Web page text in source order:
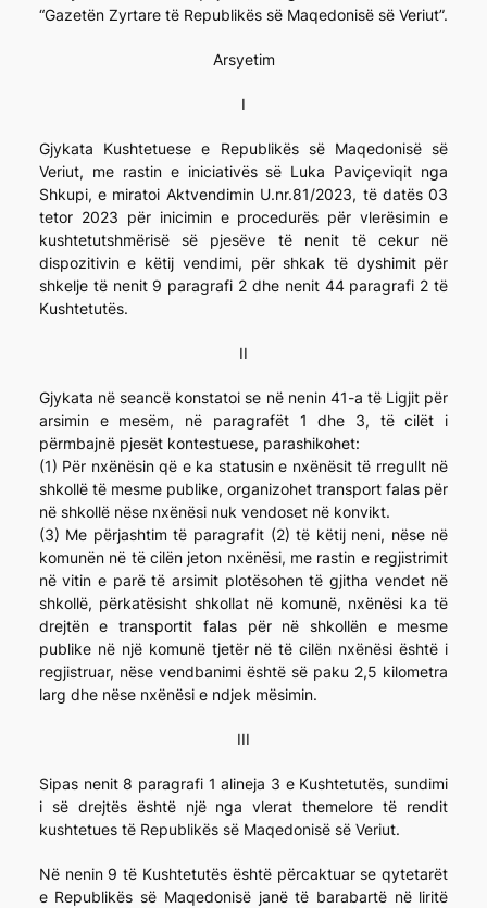
“Gazetën Zyrtare të Republikës së Maqedonisë së Veriut”.
Arsyetim
I
Gjykata Kushtetuese e Republikës së Maqedonisë së
Veriut, me rastin e iniciativës së Luka Paviçeviqit nga
Shkupi, e miratoi Aktvendimin U.nr.81/2023, të datës 03
tetor 2023 për inicimin e procedurës për vlerësimin e
kushtetutshmërisë së pjesëve të nenit të cekur në
dispozitivin e këtij vendimi, për shkak të dyshimit për
shkelje të nenit 9 paragrafi 2 dhe nenit 44 paragrafi 2 të
Kushtetutës.
II
Gjykata në seancë konstatoi se në nenin 41-a të Ligjit për
arsimin e mesëm, në paragrafët 1 dhe 3, të cilët i
përmbajnë pjesët kontestuese, parashikohet:
(1) Për nxënësin që e ka statusin e nxënësit të rregullt në
shkollë të mesme publike, organizohet transport falas për
në shkollë nëse nxënësi nuk vendoset në konvikt.
(3) Me përjashtim të paragrafit (2) të këtij neni, nëse në
komunën në të cilën jeton nxënësi, me rastin e regjistrimit
në vitin e parë të arsimit plotësohen të gjitha vendet në
shkollë, përkatësisht shkollat në komunë, nxënësi ka të
drejtën e transportit falas për në shkollën e mesme
publike në një komunë tjetër në të cilën nxënësi është i
regjistruar, nëse vendbanimi është së paku 2,5 kilometra
larg dhe nëse nxënësi e ndjek mësimin.
III
Sipas nenit 8 paragrafi 1 alineja 3 e Kushtetutës, sundimi
i së drejtës është një nga vlerat themelore të rendit
kushtetues të Republikës së Maqedonisë së Veriut.
Në nenin 9 të Kushtetutës është përcaktuar se qytetarët
e Republikës së Maqedonisë janë të barabartë në liritë